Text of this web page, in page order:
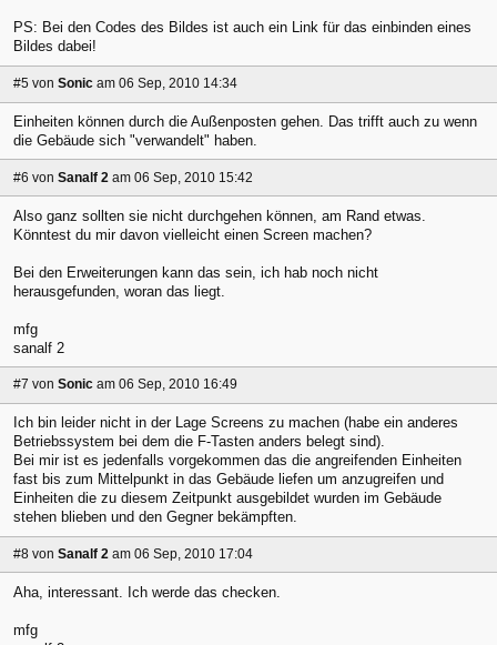
PS: Bei den Codes des Bildes ist auch ein Link für das einbinden eines
Bildes dabei!
#5 von Sonic am 06 Sep, 2010 14:34
Einheiten können durch die Außenposten gehen. Das trifft auch zu wenn
die Gebäude sich "verwandelt" haben.
#6 von Sanalf 2 am 06 Sep, 2010 15:42
Also ganz sollten sie nicht durchgehen können, am Rand etwas.
Könntest du mir davon vielleicht einen Screen machen?
Bei den Erweiterungen kann das sein, ich hab noch nicht
herausgefunden, woran das liegt.
mfg
sanalf 2
#7 von Sonic am 06 Sep, 2010 16:49
Ich bin leider nicht in der Lage Screens zu machen (habe ein anderes
Betriebssystem bei dem die F-Tasten anders belegt sind).
Bei mir ist es jedenfalls vorgekommen das die angreifenden Einheiten
fast bis zum Mittelpunkt in das Gebäude liefen um anzugreifen und
Einheiten die zu diesem Zeitpunkt ausgebildet wurden im Gebäude
stehen blieben und den Gegner bekämpften.
#8 von Sanalf 2 am 06 Sep, 2010 17:04
Aha, interessant. Ich werde das checken.
mfg